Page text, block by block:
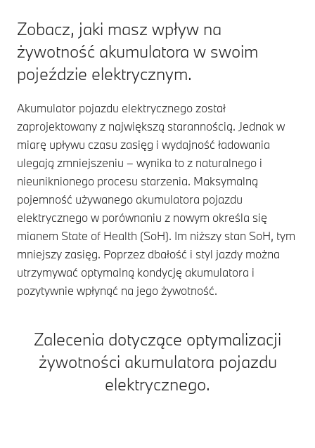
Zobacz, jaki masz wpływ na
żywotność akumulatora w swoim
pojeździe elektrycznym.
Akumulator pojazdu elektrycznego został
zaprojektowany z największą starannością. Jednak w
miarę upływu czasu zasięg i wydajność ładowania
ulegają zmniejszeniu – wynika to z naturalnego i
nieuniknionego procesu starzenia. Maksymalną
pojemność używanego akumulatora pojazdu
elektrycznego w porównaniu z nowym określa się
mianem State of Health (SoH). Im niższy stan SoH, tym
mniejszy zasięg. Poprzez dbałość i styl jazdy można
utrzymywać optymalną kondycję akumulatora i
pozytywnie wpłynąć na jego żywotność.
Zalecenia dotyczące optymalizacji
żywotności akumulatora pojazdu
elektrycznego.